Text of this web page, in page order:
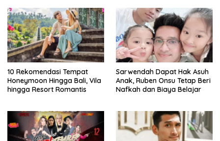
10 Rekomendasi Tempat
Honeymoon Hingga Bali, Vila
hingga Resort Romantis
Sarwendah Dapat Hak Asuh
Anak, Ruben Onsu Tetap Beri
Nafkah dan Biaya Belajar